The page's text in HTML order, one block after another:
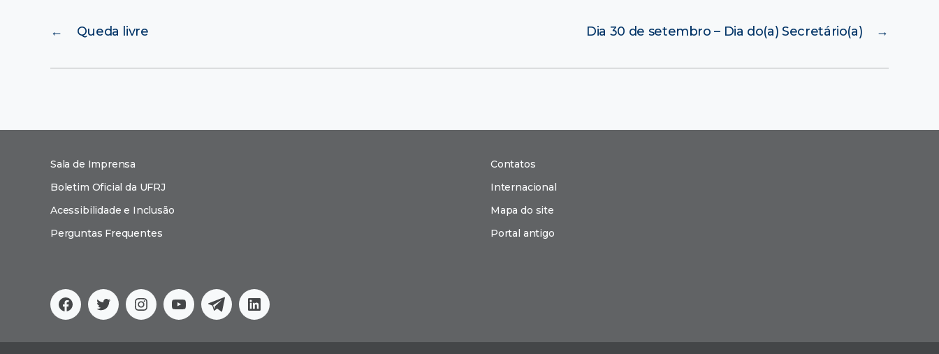
← Queda livre →
Dia 30 de setembro – Dia do(a) Secretário(a)
Facebook
TwitterInstagram
YouTubeTelegramLinkedin
Sala de Imprensa
Boletim Oficial da UFRJ
Acessibilidade e Inclusão
Perguntas Frequentes
Contatos
Internacional
Mapa do site
Portal antigo